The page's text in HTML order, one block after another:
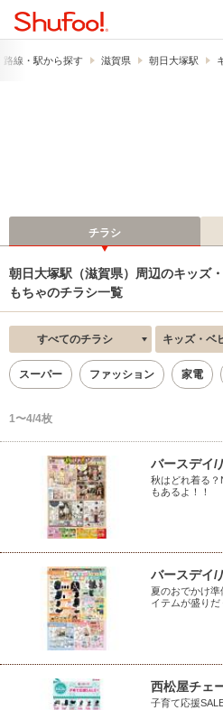
路線・駅から探す 滋賀県 朝日大塚駅
チラシ
朝日大塚駅（滋賀県）周辺のキッズ
もちゃのチラシ一覧
すべてのチラシ キッズ・ベ
スーパー ファッション 家電
1〜4/4枚
バースデイ/
秋はどれ着る？
もあるよ！！
バースデイ/
夏のおでかけ
イテムが盛りだ
西松屋チェ
子育て応援